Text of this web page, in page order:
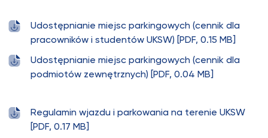
Udostępnianie miejsc parkingowych (cennik dla
pracowników i studentów UKSW) [PDF, 0.15 MB]
Udostępnianie miejsc parkingowych (cennik dla
podmiotów zewnętrznych) [PDF, 0.04 MB]
Regulamin wjazdu i parkowania na terenie UKSW
[PDF, 0.17 MB]